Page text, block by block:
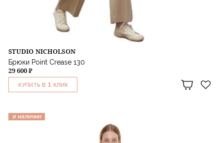
STUDIO NICHOLSON
Брюки Point Crease 130
29 600 ₽
КУПИТЬ В 1 КЛИК
в наличии